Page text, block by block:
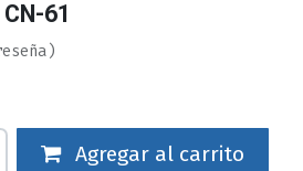
61
Agregar al carrito